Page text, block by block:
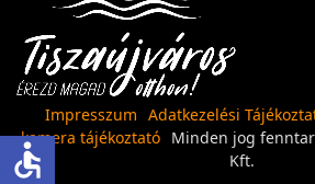
Impresszum Adatkezelési
kamera tájékoztató Minden jog
Kft.
accessible